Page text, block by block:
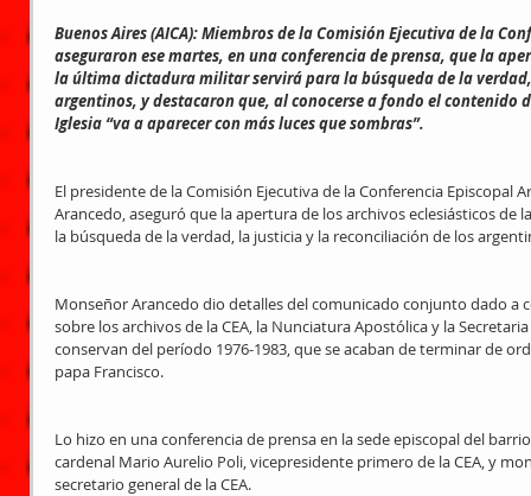
Buenos Aires (AICA): Miembros de la Comisión Ejecutiva de la
aseguraron ese martes, en una conferencia de prensa, que la
la última dictadura militar servirá para la búsqueda de la
argentinos, y destacaron que, al conocerse a fondo el contenido
Iglesia “va a aparecer con más luces que sombras”.
El presidente de la Comisión Ejecutiva de la Conferencia Episcopal
Arancedo, aseguró que la apertura de los archivos eclesiásticos
la búsqueda de la verdad, la justicia y la reconciliación de los
Monseñor Arancedo dio detalles del comunicado conjunto dado a
sobre los archivos de la CEA, la Nunciatura Apostólica y la
conservan del período 1976-1983, que se acaban de terminar de
papa Francisco.
Lo hizo en una conferencia de prensa en la sede episcopal del
cardenal Mario Aurelio Poli, vicepresidente primero de la CEA, y
secretario general de la CEA.